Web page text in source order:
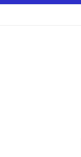
プ
動